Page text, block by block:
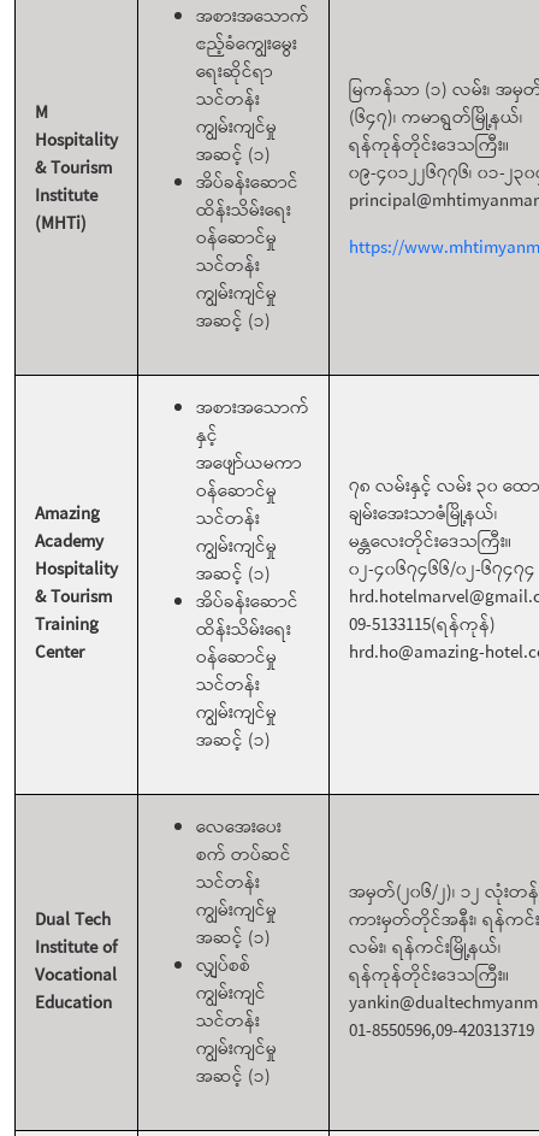
M
Hospitality
& Tourism
Institute
(MHTi)
အစားအသောက်
ဧည့်ခံကျွေးမွေး
ရေးဆိုင်ရာ
သင်တန်း
ကျွမ်းကျင်မှု
အဆင့် (၁)
အိပ်ခန်းဆောင်
ထိန်းသိမ်းရေး
ဝန်ဆောင်မှု
သင်တန်း
ကျွမ်းကျင်မှု
အဆင့် (၁)
မြကန်သာ (၁) လမ်း၊ အမှ
(၆၄၇)၊ ကမာရွတ်မြို့နယ်၊
ရန်ကုန်တိုင်းဒေသကြီး။
၀၉-၄၀၁၂၂၆၇၇၆၊ ၀၁-၂၃
https://
Amazing
Academy
Hospitality
& Tourism
Training
Center
အစားအသောက်
နှင့်
အဖျော်ယမကာ
ဝန်ဆောင်မှု
သင်တန်း
ကျွမ်းကျင်မှု
အဆင့် (၁)
အိပ်ခန်းဆောင်
ထိန်းသိမ်းရေး
ဝန်ဆောင်မှု
သင်တန်း
ကျွမ်းကျင်မှု
အဆင့် (၁)
၇၈ လမ်းနှင့် လမ်း ၃၀ ထော
ချမ်းအေးသာဇံမြို့နယ်၊
မန္တလေးတိုင်းဒေသကြီး။
၀၂-၄၀၆၇၄၆၆/၀၂-၆၇၄၇၄
09-5133115(ရန်ကုန်)
hrd.ho@amazing-
Dual Tech
Institute of
Vocational
Education
လေအေးပေး
စက် တပ်ဆင်
သင်တန်း
ကျွမ်းကျင်မှု
အဆင့် (၁)
လျှပ်စစ်
ကျွမ်းကျင်
သင်တန်း
ကျွမ်းကျင်မှု
အဆင့် (၁)
အမှတ်(၂၀၆/၂)၊ ၁၂ လုံးတန်
ကားမှတ်တိုင်အနီး၊ ရန်ကင်း
လမ်း၊ ရန်ကင်းမြို့နယ်၊
ရန်ကုန်တိုင်းဒေသကြီး။
01-8550596,09-420313719